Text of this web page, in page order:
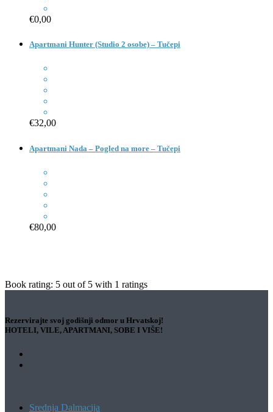
€0,00
Apartmani Hunter (Studio 2 osobe) – Tučepi
€32,00
Apartmani Nada – Pogled na more – Tučepi
€80,00
Book rating: 5 out of 5 with 1 ratings
Rezervirajte svoj godišnji odmor u Hrvatskoj!
HOTELI, VILE, APARTMANI, SOBE I VIŠE!
Srednja Dalmacija